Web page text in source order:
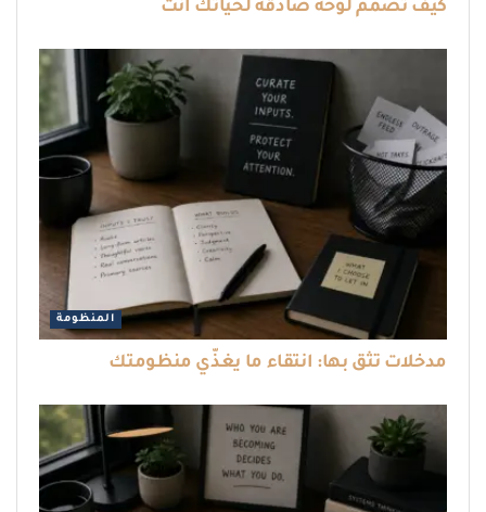
كيف تصمّم لوحة صادقة لحياتك أنت
المنظومة
مدخلات تثق بها: انتقاء ما يغذّي منظومتك